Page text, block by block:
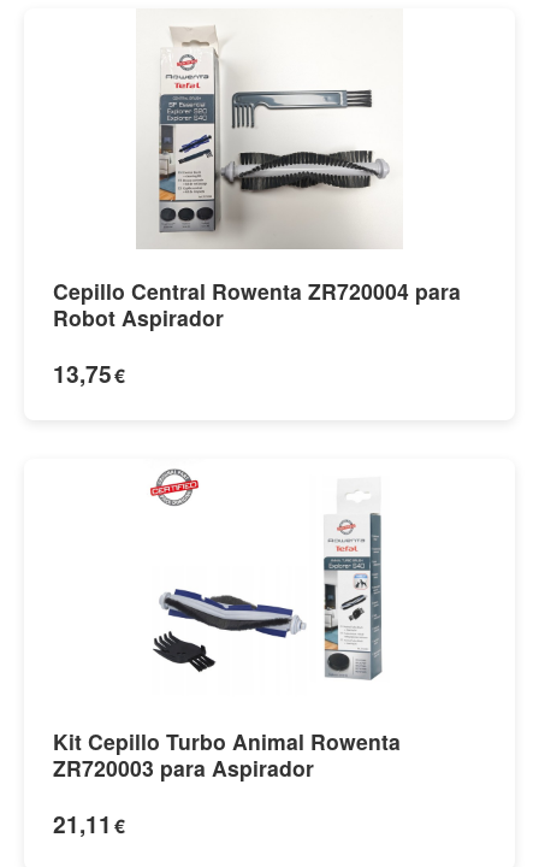
Cepillo Central Rowenta ZR720004 para
Robot Aspirador
13,75€
Kit Cepillo Turbo Animal Rowenta
ZR720003 para Aspirador
21,11 €